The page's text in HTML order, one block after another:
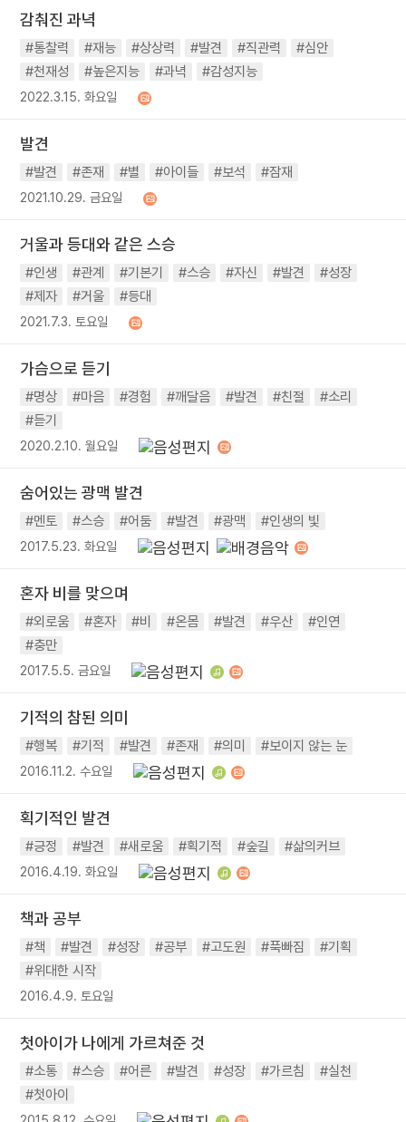
감춰진 과녁
#통찰력 #재능 #상상력 #발견 #직관력
#심안
#천재성
#높은지능 #과녁 #감성지능
2022.3.15. 화요일
발견
#발견 #존재 #별 #아이들 #보석 #잠재
2021.10.29. 금요일
거울과 등대와 같은 스승
#인생 #관계 #기본기 #스승 #자신 #발견
#성장
#제자
#거울 #등대
2021.7.3. 토요일
가슴으로 듣기
#명상 #마음 #경험 #깨달음 #발견 #친절
#소리
#듣기
2020.2.10. 월요일
숨어있는 광맥 발견
#멘토 #스승 #어둠 #발견 #광맥 #인생의 빛
2017.5.23. 화요일
혼자 비를 맞으며
#외로움 #혼자 #비 #온몸 #발견 #우산
#인연
#충만
2017.5.5. 금요일
기적의 참된 의미
#행복 #기적 #발견 #존재 #의미 #보이지 않는 눈
2016.11.2. 수요일
획기적인 발견
#긍정 #발견 #새로움 #획기적 #숲길 #삶의커브
2016.4.19. 화요일
책과 공부
#책 #발견 #성장 #공부 #고도원 #푹빠짐
#기획
#위대한 시작
2016.4.9. 토요일
첫아이가 나에게 가르쳐준 것
#소통 #스승 #어른 #발견 #성장 #가르침
#실천
#첫아이